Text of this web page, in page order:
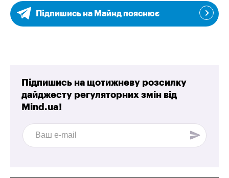
Підпишись на Майнд пояснює
Підпишись на щотижневу розсилку
дайджесту регуляторних змін від
Mind.ua!